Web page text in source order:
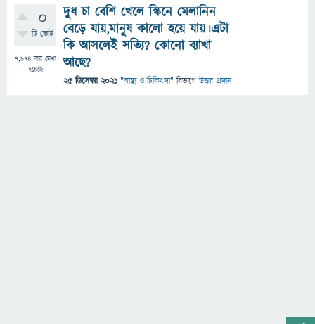
0
টি ভোট
7,674বার দেখা
হয়েছে
দুধ চা বেশি খেলে স্কিনে মেলানিন
বেড়ে যায়,মানুষ কালো হয়ে যায়।এটা
কি আসলেই সত্যি? কোনো ব্যাখা
আছে?
25 ডিসেম্বর 2021 "স্বাস্থ্য ও চিকিৎসা" বিভাগে উত্তর প্রদান